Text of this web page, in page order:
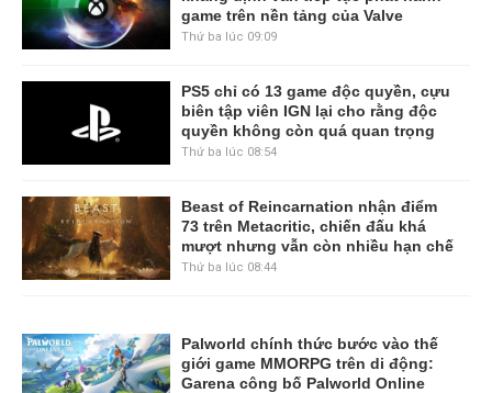
game trên nền tảng của Valve
Thứ ba lúc 09:09
PS5 chỉ có 13 game độc quyền, cựu
biên tập viên IGN lại cho rằng độc
quyền không còn quá quan trọng
Thứ ba lúc 08:54
Beast of Reincarnation nhận điểm
73 trên Metacritic, chiến đấu khá
mượt nhưng vẫn còn nhiều hạn chế
Thứ ba lúc 08:44
Palworld chính thức bước vào thế
giới game MMORPG trên di động:
Garena công bố Palworld Online